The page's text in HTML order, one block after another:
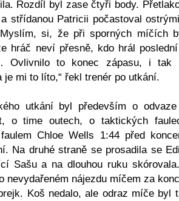
Rozdíl byl zase čtyři body.
střídanou Patricii počastoval
si, že při sporných míčích
hráč neví přesně, kdo hrál
Ovlivnilo to konec zápasu, i tak
je mi to líto,“ řekl trenér po utkání.
utkání byl především o
o time outech, o taktických
Chloe Wells 1:44 před
Na druhé straně se prosadila se
Sašu a na dlouhou ruku
nevydařeném nájezdu míčem za
Koš nedalo, ale odraz míče byl